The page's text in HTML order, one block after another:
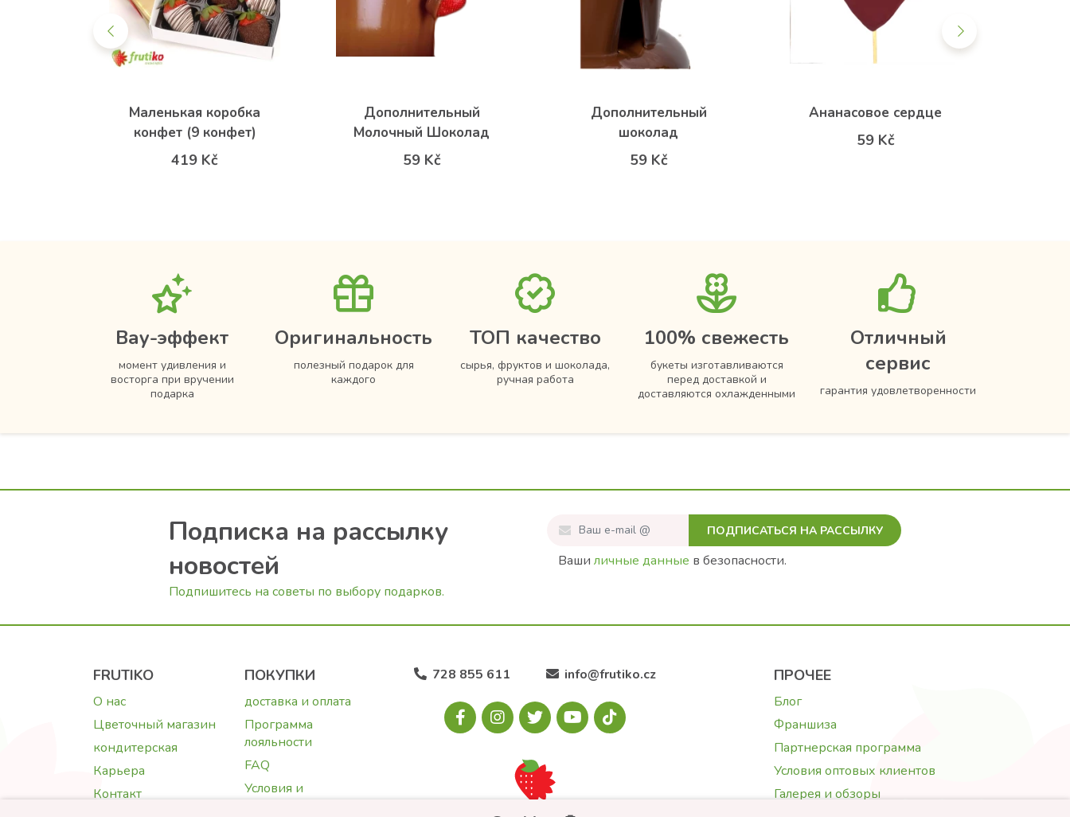
Маленькая коробка
конфет (9 конфет)
419 Kč
Дополнительный
Молочный Шоколад
59 Kč
Дополнительный
шоколад
59 Kč
Ананасовое сердце
59 Kč
Вау-эффект
момент удивления и
восторга при вручении
подарка
Оригинальность
полезный подарок для
каждого
ТОП качество
сырья, фруктов и шоколада,
ручная работа
100% свежесть
букеты изготавливаются
перед доставкой и
доставляются охлажденными
Отличный
сервис
гарантия удовлетворенности
Подписка на рассылку
новостей
Подпишитесь на советы по выбору подарков.
ПОДПИСАТЬСЯ НА РАССЫЛКУ
Ваши личные данные в безопасности.
728 855 611 info@frutiko.cz
FRUTIKO
О нас
Цветочный магазин
кондитерская
Карьера
Контакт
ПОКУПКИ
доставка и оплата
Программа
лояльности
FAQ
Условия и
ПРОЧЕЕ
Блог
Франшиза
Партнерская программа
Условия оптовых клиентов
Галерея и обзоры